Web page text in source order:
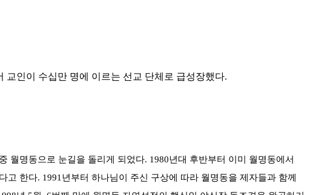
교인이 수십만 명에 이르는 선교 단체로 급성장했다.
월명동으로 눈길을 돌리게 되었다. 1980년대 후반부터 이미 월명동에서
한다. 1991년부터 하나님이 주신 구상에 따라 월명동을 제자들과 함께